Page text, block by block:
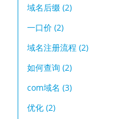
域名后缀 (2)
一口价 (2)
域名注册流程 (2)
如何查询 (2)
com域名 (3)
优化 (2)